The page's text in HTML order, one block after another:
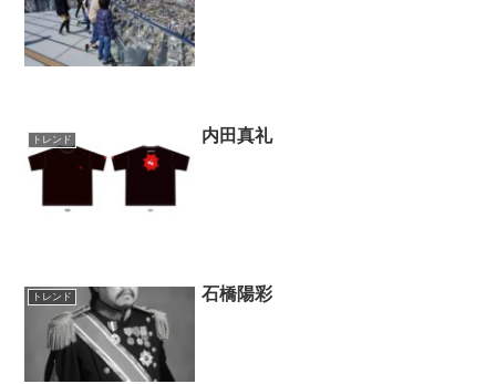
トレンド 内田真礼
トレンド 石橋陽彩